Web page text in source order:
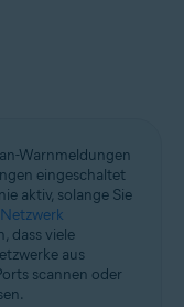
Warnmeldungen
eingeschaltet
aktiv, solange Sie
dass viele
aus
scannen oder